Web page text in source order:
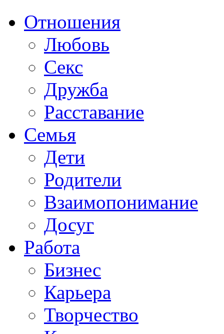
Отношения
Любовь
Секс
Дружба
Расставание
Семья
Дети
Родители
Взаимопонимание
Досуг
Работа
Бизнес
Карьера
Творчество